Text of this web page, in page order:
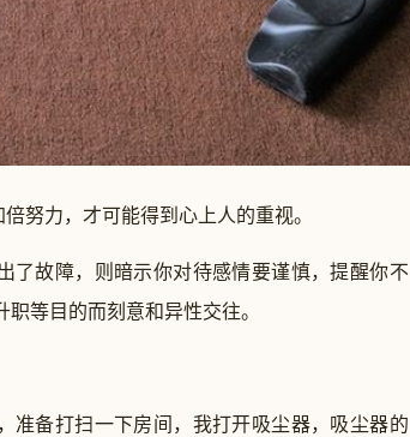
力，才可能得到心上人的重视。
故障，则暗示你对待感情要谨慎，提醒你不
等目的而刻意和异性交往。
备打扫一下房间，我打开吸尘器，吸尘器的